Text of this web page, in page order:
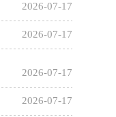
2026-07-17
2026-07-17
2026-07-17
2026-07-17